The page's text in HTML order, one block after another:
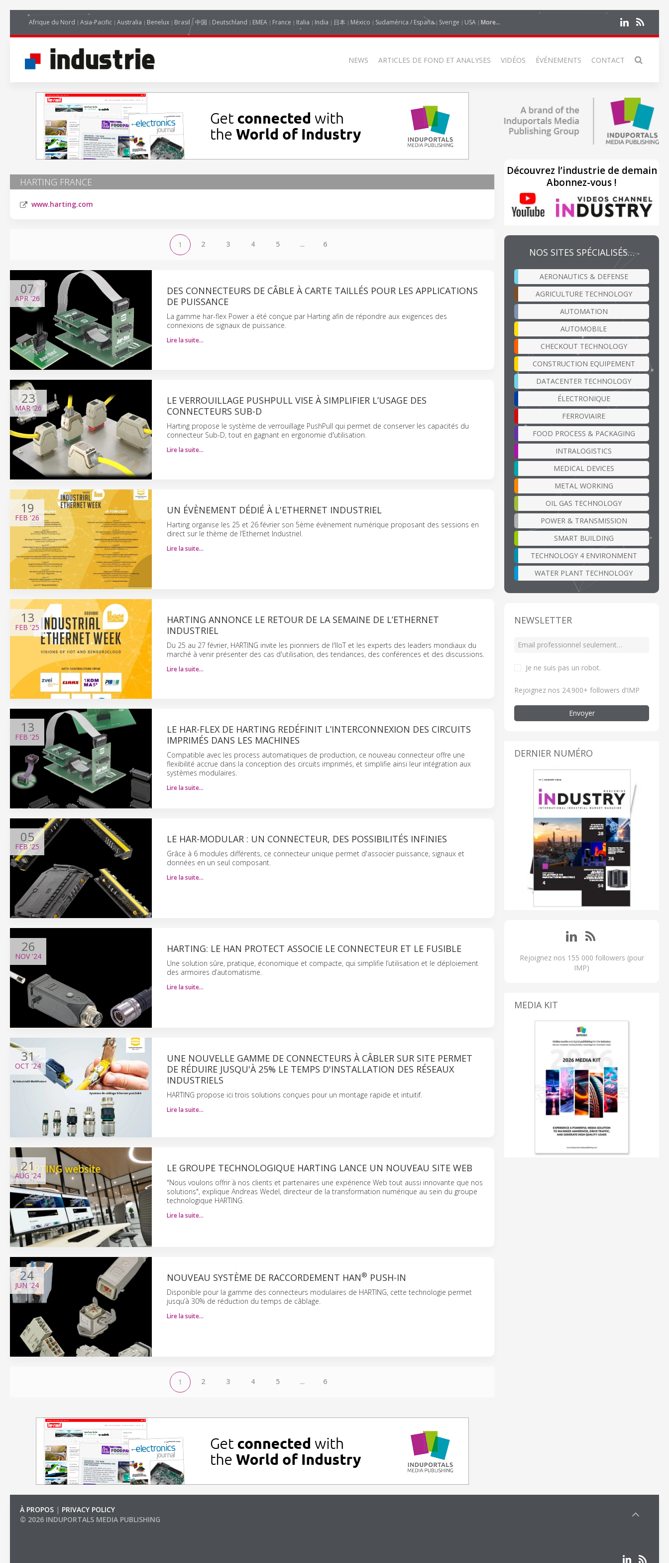
Afrique du Nord Asia-Pacific Australia Benelux Brasil 中国 Deutschland EMEA France Italia India 日本 México Sudamérica / España Sverige USA More...
NEWS ARTICLES DE FOND ET ANALYSES VIDÉOS ÉVÉNEMENTS CONTACT
HARTING FRANCE
www.harting.com
1 2 3 4 5 ... 6
07
APR'26
DES CONNECTEURS DE CÂBLE À CARTE TAILLÉS POUR LES APPLICATIONS
DE PUISSANCE
La gamme har-flex Power a été conçue par Harting afin de répondre aux exigences des
connexions de signaux de puissance.
Lire la suite…
23
MAR'26
LE VERROUILLAGE PUSHPULL VISE À SIMPLIFIER L’USAGE DES
CONNECTEURS SUB-D
Harting propose le système de verrouillage PushPull qui permet de conserver les capacités du
connecteur Sub-D, tout en gagnant en ergonomie d'utilisation.
Lire la suite…
19
FEB '26
UN ÉVÈNEMENT DÉDIÉ À L'ETHERNET INDUSTRIEL
Harting organise les 25 et 26 février son 5ème évènement numérique proposant des sessions en
direct sur le thème de l’Ethernet Industriel.
Lire la suite…
13
FEB '25
HARTING ANNONCE LE RETOUR DE LA SEMAINE DE L’ETHERNET
INDUSTRIEL
Du 25 au 27 février, HARTING invite les pionniers de l'IIoT et les experts des leaders mondiaux du
marché à venir présenter des cas d'utilisation, des tendances, des conférences et des discussions.
Lire la suite…
13
FEB '25
LE HAR-FLEX DE HARTING REDÉFINIT L’INTERCONNEXION DES CIRCUITS
IMPRIMÉS DANS LES MACHINES
Compatible avec les process automatiques de production, ce nouveau connecteur offre une
flexibilité accrue dans la conception des circuits imprimés, et simplifie ainsi leur intégration aux
systèmes modulaires.
Lire la suite…
05
FEB'25
LE HAR-MODULAR : UN CONNECTEUR, DES POSSIBILITÉS INFINIES
Grâce à 6 modules différents, ce connecteur unique permet d'associer puissance, signaux et
données en un seul composant.
Lire la suite…
26
NOV'24
HARTING: LE HAN PROTECT ASSOCIE LE CONNECTEUR ET LE FUSIBLE
Une solution sûre, pratique, économique et compacte, qui simplifie l’utilisation et le déploiement
des armoires d’automatisme.
Lire la suite…
31
OCT '24
UNE NOUVELLE GAMME DE CONNECTEURS À CÂBLER SUR SITE PERMET
DE RÉDUIRE JUSQU'À 25% LE TEMPS D'INSTALLATION DES RÉSEAUX
INDUSTRIELS
HARTING propose ici trois solutions conçues pour un montage rapide et intuitif.
Lire la suite…
21
AUG '24
LE GROUPE TECHNOLOGIQUE HARTING LANCE UN NOUVEAU SITE WEB
"Nous voulons offrir à nos clients et partenaires une expérience Web tout aussi innovante que nos
solutions", explique Andreas Wedel, directeur de la transformation numérique au sein du groupe
technologique HARTING.
Lire la suite…
24
JUN '24
NOUVEAU SYSTÈME DE RACCORDEMENT HAN® PUSH-IN
Disponible pour la gamme des connecteurs modulaires de HARTING, cette technologie permet
jusqu’à 30% de réduction du temps de câblage.
Lire la suite…
1 2 3 4 5 ... 6
Découvrez l’industrie de demain
Abonnez-vous !
NOS SITES SPÉCIALISÉS…
AERONAUTICS & DEFENSE
AGRICULTURE TECHNOLOGY
AUTOMATION
AUTOMOBILE
CHECKOUT TECHNOLOGY
CONSTRUCTION EQUIPEMENT
DATACENTER TECHNOLOGY
ÉLECTRONIQUE
FERROVIAIRE
FOOD PROCESS & PACKAGING
INTRALOGISTICS
MEDICAL DEVICES
METAL WORKING
OIL GAS TECHNOLOGY
POWER & TRANSMISSION
SMART BUILDING
TECHNOLOGY 4 ENVIRONMENT
WATER PLANT TECHNOLOGY
NEWSLETTER
Je ne suis pas un robot.
Rejoignez nos 24.900+ followers d’IMP
Envoyer
DERNIER NUMÉRO
Rejoignez nos 155 000 followers (pour
IMP)
MEDIA KIT
À PROPOS | PRIVACY POLICY
© 2026 INDUPORTALS MEDIA PUBLISHING